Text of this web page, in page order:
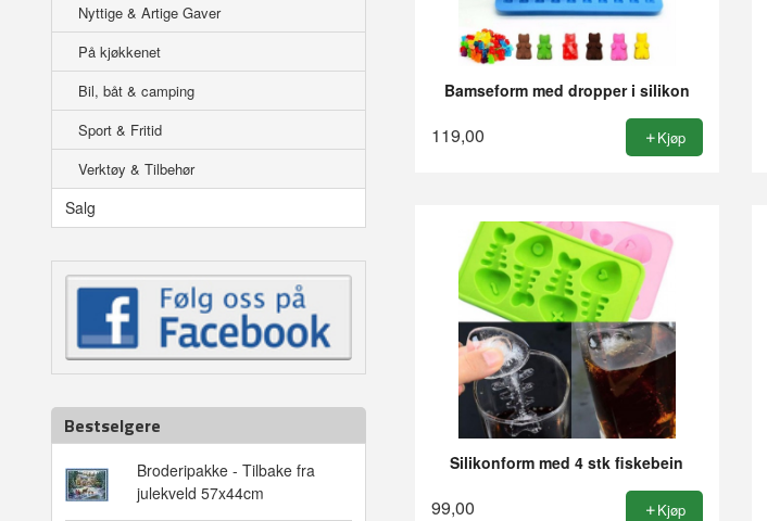
Nyttige & Artige Gaver
På kjøkkenet
Bil, båt & camping
Sport & Fritid
Verktøy & Tilbehør
Salg
Bestselgere
Broderipakke - Tilbake fra
julekveld 57x44cm
Bamseform med dropper i silikon
119,00 Kjøp
Silikonform med 4 stk fiskebein
99,00 Kjøp